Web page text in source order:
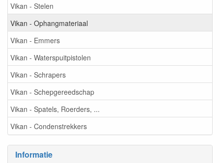
Vikan - Stelen
Vikan - Ophangmateriaal
Vikan - Emmers
Vikan - Waterspuitpistolen
Vikan - Schrapers
Vikan - Schepgereedschap
Vikan - Spatels, Roerders, ...
Vikan - Condenstrekkers
Informatie